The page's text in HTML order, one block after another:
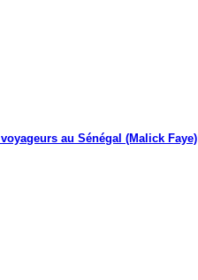
au Sénégal (Malick Faye)